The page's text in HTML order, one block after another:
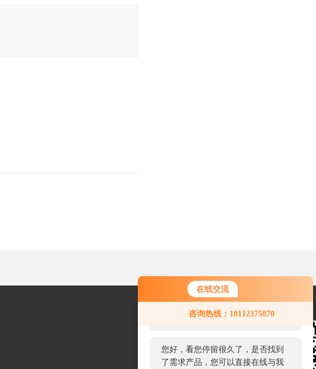
在线交流
咨询热线：18112375870
服务，请问您要咨询什么问题呢？
您好，看您停留很久了，是否找到
了需求产品，您可以直接在线与我